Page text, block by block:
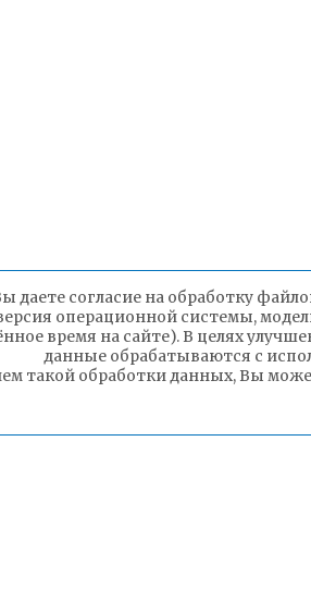
согласие на обработку
операционной системы,
время на сайте). В целях
данные обрабатываются с
такой обработки данных, Вы